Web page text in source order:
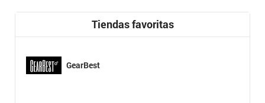
Tiendas favoritas
GearBest